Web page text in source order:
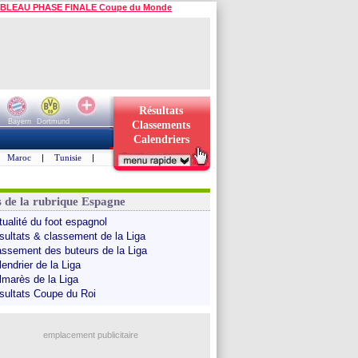
PHASE FINALE Coupe du Monde
Bayern
Dortmund
Résultats
Classements
Calendriers
Maroc | Tunisie |
de la rubrique Espagne
du foot espagnol
& classement de la Liga
des buteurs de la Liga
de la Liga
de la Liga
Coupe du Roi
emplacement publicitaire